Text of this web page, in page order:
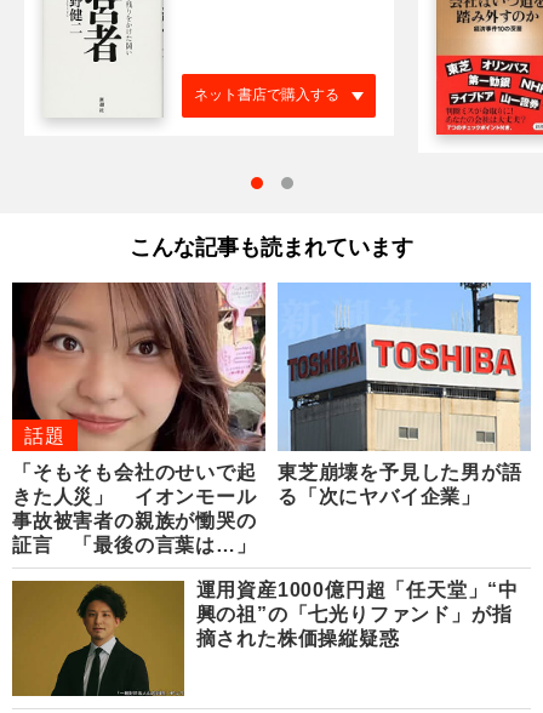
ネット書店で購入する
こんな記事も読まれています
話題
「そもそも会社のせいで起
きた人災」 イオンモール
事故被害者の親族が慟哭の
証言 「最後の言葉は…」
東芝崩壊を予見した男が語
る「次にヤバイ企業」
運用資産1000億円超「任天堂」“中
興の祖”の「七光りファンド」が指
摘された株価操縦疑惑